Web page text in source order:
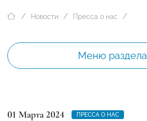
Новости Пресса о нас
Меню раздела
01 Марта 2024 ПРЕССА О НАС